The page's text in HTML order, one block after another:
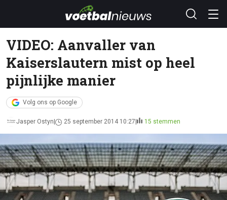
VIDEO: Aanvaller van
Kaiserslautern mist op heel
pijnlijke manier
Volg ons op Google
Jasper Ostyn 25 september 2014 10:27 15 stemmen